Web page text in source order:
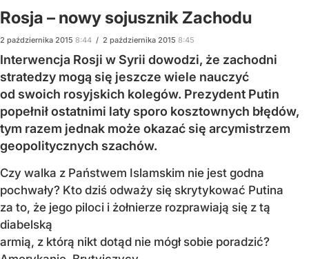
Rosja – nowy sojusznik Zachodu
2 października 2015 8:44 / 2 października 2015 8:45
Interwencja Rosji w Syrii dowodzi, że zachodni
stratedzy mogą się jeszcze wiele nauczyć
od swoich rosyjskich kolegów. Prezydent Putin
popełnił ostatnimi laty sporo kosztownych błędów,
tym razem jednak może okazać się arcymistrzem
geopolitycznych szachów.
Czy walka z Państwem Islamskim nie jest godna
pochwały? Kto dziś odważy się skrytykować Putina
za to, że jego piloci i żołnierze rozprawiają się z tą
diabelską
armią, z którą nikt dotąd nie mógł sobie poradzić?